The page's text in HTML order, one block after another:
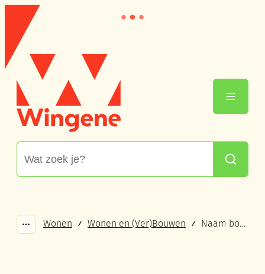
Naar inhoud
Wingene
Zoeken
Menu
Toon alle broodkruimel items
Wonen Wonen en (Ver)Bouwen Naam bouwproject